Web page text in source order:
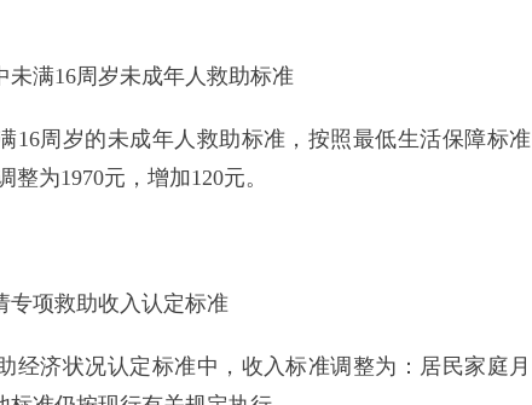
满16周岁未成年人救助标准
16周岁的未成年人救助标准，按照最低生活保障标准
为1970元，增加120元。
专项救助收入认定标准
经济状况认定标准中，收入标准调整为：居民家庭月